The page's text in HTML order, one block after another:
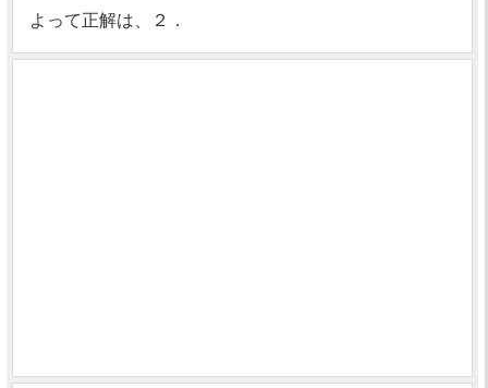
よって正解は、２．